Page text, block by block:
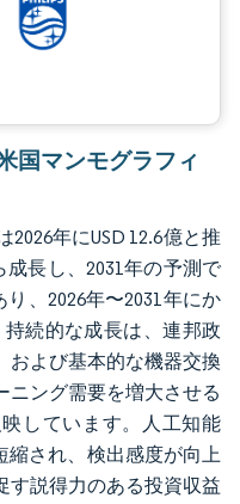
国マンモグラフィ
年にUSD 12.6億と推
成長し、2031年の予測で
り、2026年〜2031年にか
持続的な成長は、連邦政
および基本的な機器交換
ニング需要を増大させる
しています。人工知能
縮され、検出感度が向上
す説得力のある投資収益